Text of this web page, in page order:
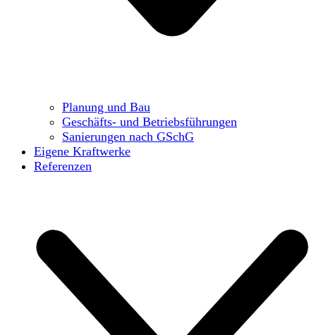
Planung und Bau
Geschäfts- und Betriebsführungen
Sanierungen nach GSchG
Eigene Kraftwerke
Referenzen